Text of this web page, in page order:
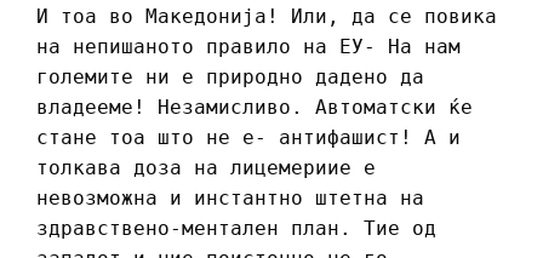
И тоа во Македонија! Или, да се повика
на непишаното правило на ЕУ- На нам
големите ни е природно дадено да
владееме! Незамисливо. Автоматски ќе
стане тоа што не е- антифашист! А и
толкава доза на лицемериие е
невозможна и инстантно штетна на
здравствено-ментален план. Тие од